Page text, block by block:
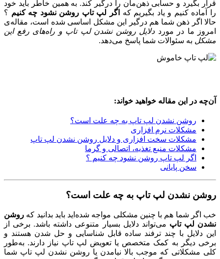
قرار بگیرد و حسابی ذهن‌مان را درگیر کند. به همین خاطر باید خود
را آماده کنیم و یاد بگیریم که اگر لپ تاپ روشن نشود چه کنیم ؟
حالا اگر ذهن شما هم درگیر این مشکل اساسی شده است، مقاله‌ی
امروز ما در مورد دلایل روشن نشدن لپ تاپ و راه‌های رفع این
مشکل به سئوالات شما پاسخ می‌دهد.
آن‌چه در این مقاله خواهید خواند:
روشن نشدن لپ تاپ به چه علت است؟
مشکلات نرم افزاری
مشکلات سخت افزاری و دلایل روشن نشدن لپ تاپ
مشکلات منبع تغذیه، اتصالی و گرما
اگر لپ تاپ روشن نشود چه کنیم ؟
سخن پایانی
روشن نشدن لپ تاپ به چه علت است؟
خب اگر شما هم با چنین مشکلی مواجه شده‌اید باید بدانید که روشن
نشدن لپ تاپ می‌تواند دلایل بسیار متنوعی داشته باشد. برخی از
این دلایل با چند ترفند ساده قابل شناسایی و حل شدن هستند و
برخی دیگر به کمک متخصص یا تعویض لپ تاپ نیاز دارند. به‌طور
کلی مشکلاتی که موجب بالا نیامدن یا روشن نشدن لپ تاپ شما